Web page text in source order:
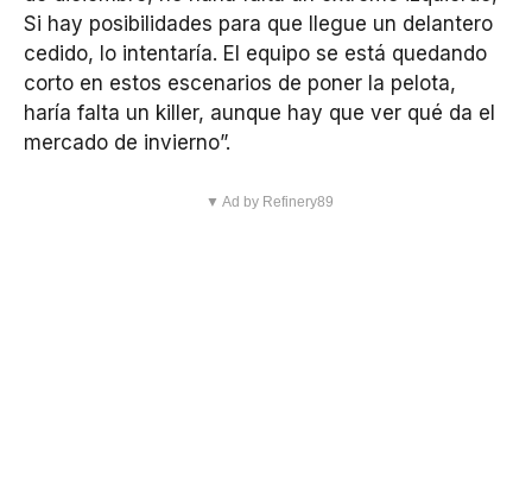
Si hay posibilidades para que llegue un delantero
cedido, lo intentaría. El equipo se está quedando
corto en estos escenarios de poner la pelota,
haría falta un killer, aunque hay que ver qué da el
mercado de invierno”.
▼ Ad by Refinery89